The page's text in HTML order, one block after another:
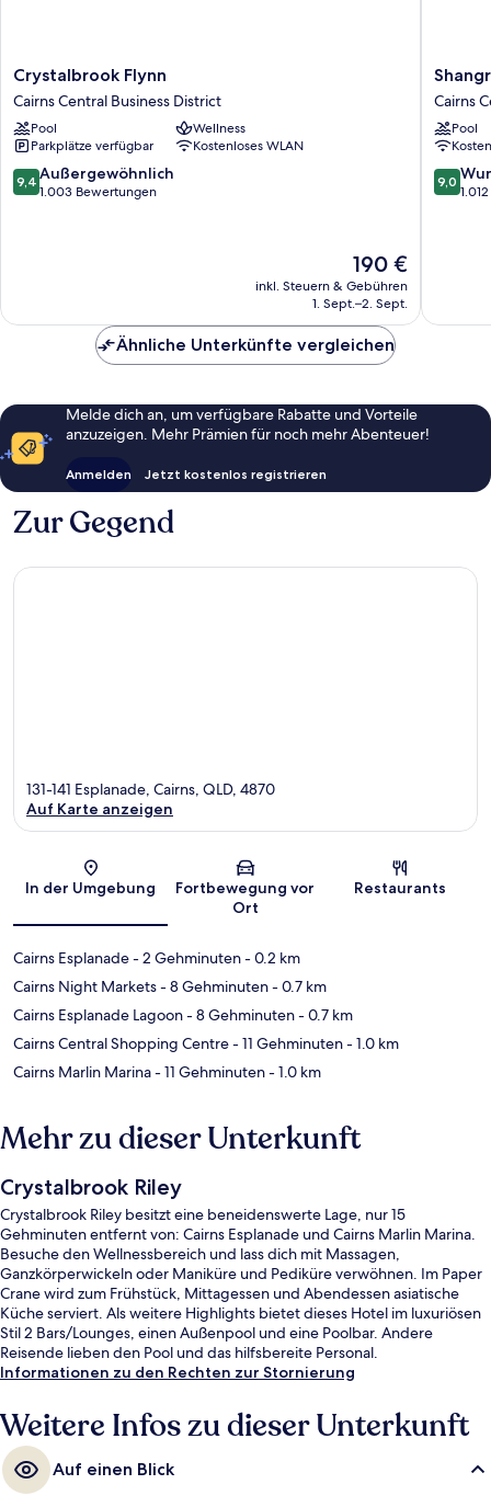
Crystalbrook
Flynn
Cairns
Central
Business
District
Crystalbrook Flynn
Cairns Central Business District
Pool
Wellness
Parkplätze verfügbar
Kostenloses WLAN
9.4
von
9,4 Außergewöhnlich
1.003 Bewertungen
Der
Preis
beträgt
190 €
inkl. Steuern & Gebühren
1. Sept.–2. Sept.
Shangri-
La
The
Marina,
Cairns
Cairns
Central
Cairns
Pool
9.0
von
9,0
Ähnliche Unterkünfte vergleichen
Melde dich an, um verfügbare Rabatte und Vorteile
anzuzeigen. Mehr Prämien für noch mehr Abenteuer!
Anmelden Jetzt kostenlos registrieren
Zur Gegend
Karte
131-141 Esplanade, Cairns, QLD, 4870
Auf Karte anzeigen
In der Umgebung
Fortbewegung vor
Ort
Restaurants
Cairns Esplanade- 2 Gehminuten- 0.2 km
Cairns Night Markets- 8 Gehminuten- 0.7 km
Cairns Esplanade Lagoon- 8 Gehminuten- 0.7 km
Cairns Central Shopping Centre- 11 Gehminuten- 1.0 km
Cairns Marlin Marina- 11 Gehminuten- 1.0 km
Mehr zu dieser Unterkunft
Crystalbrook Riley
Crystalbrook Riley besitzt eine beneidenswerte Lage, nur 15
Gehminuten entfernt von: Cairns Esplanade und Cairns Marlin Marina.
Besuche den Wellnessbereich und lass dich mit Massagen,
Ganzkörperwickeln oder Maniküre und Pediküre verwöhnen. Im Paper
Crane wird zum Frühstück, Mittagessen und Abendessen asiatische
Küche serviert. Als weitere Highlights bietet dieses Hotel im luxuriösen
Stil 2 Bars/Lounges, einen Außenpool und eine Poolbar. Andere
Reisende lieben den Pool und das hilfsbereite Personal.
Informationen zu den Rechten zur Stornierung
Weitere Infos zu dieser Unterkunft
Auf einen Blick